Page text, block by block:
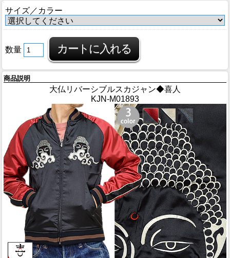
サイズ／カラー
数量
商品説明
大仏リバーシブルスカジャン◆喜人
KJN-M01893